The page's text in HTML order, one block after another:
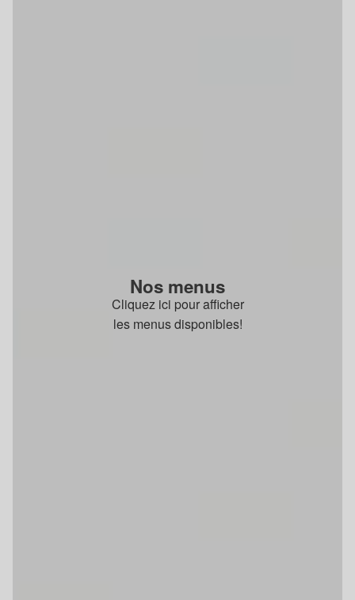
Nos menus
Cliquez ici pour afficher
les menus disponibles!